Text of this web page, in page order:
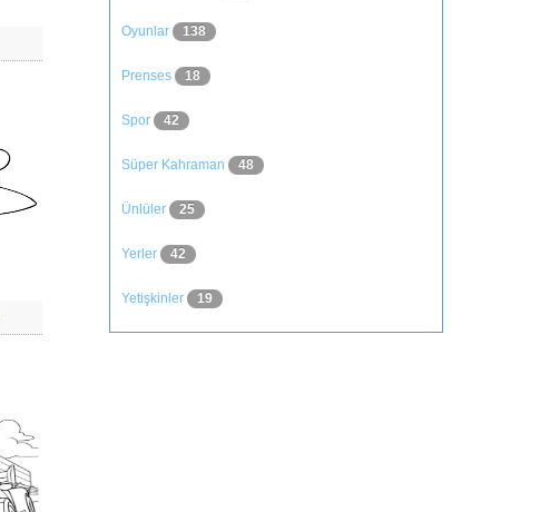
Oyunlar 138
Prenses 18
Spor 42
Süper Kahraman 48
Ünlüler 25
Yerler 42
Yetişkinler 19